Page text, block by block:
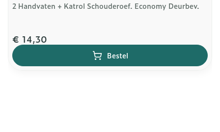
2 Handvaten + Katrol Schouderoef. Economy Deurbev.
€ 14,30
Bestel